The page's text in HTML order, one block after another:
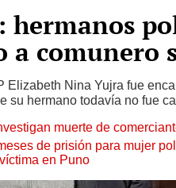
hermanos
a comunero
Elizabeth Nina Yujra fue
su hermano todavía no fue
muerte de
de prisión para mujer
en Puno